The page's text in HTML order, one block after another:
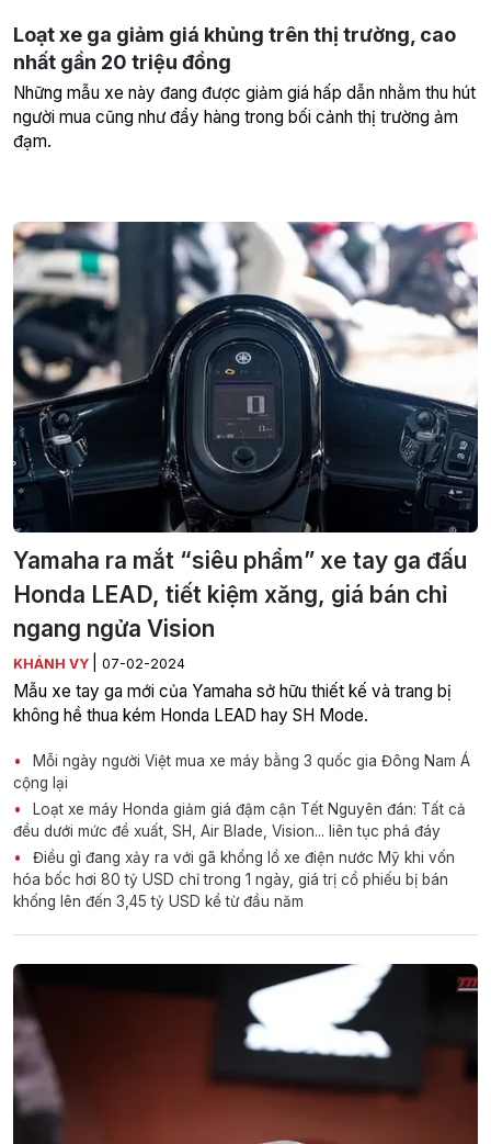
Loạt xe ga giảm giá khủng trên thị trường, cao
nhất gần 20 triệu đồng
Những mẫu xe này đang được giảm giá hấp dẫn nhằm thu hút
người mua cũng như đẩy hàng trong bối cảnh thị trường ảm
đạm.
Yamaha ra mắt “siêu phẩm” xe tay ga đấu
Honda LEAD, tiết kiệm xăng, giá bán chỉ
ngang ngửa Vision
KHÁNH VY 07-02-2024
Mẫu xe tay ga mới của Yamaha sở hữu thiết kế và trang bị
không hề thua kém Honda LEAD hay SH Mode.
Mỗi ngày người Việt mua xe máy bằng 3 quốc gia Đông Nam Á
cộng lại
Loạt xe máy Honda giảm giá đậm cận Tết Nguyên đán: Tất cả
đều dưới mức đề xuất, SH, Air Blade, Vision... liên tục phá đáy
Điều gì đang xảy ra với gã khổng lồ xe điện nước Mỹ khi vốn
hóa bốc hơi 80 tỷ USD chỉ trong 1 ngày, giá trị cổ phiếu bị bán
khống lên đến 3,45 tỷ USD kể từ đầu năm